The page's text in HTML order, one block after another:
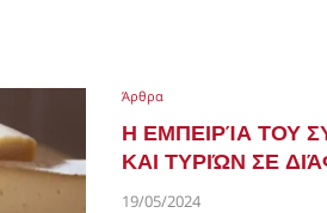
Άρθρα
Η ΕΜΠΕΙΡΊΑ ΤΟΥ
ΚΑΙ ΤΥΡΙΏΝ ΣΕ
19/05/2024